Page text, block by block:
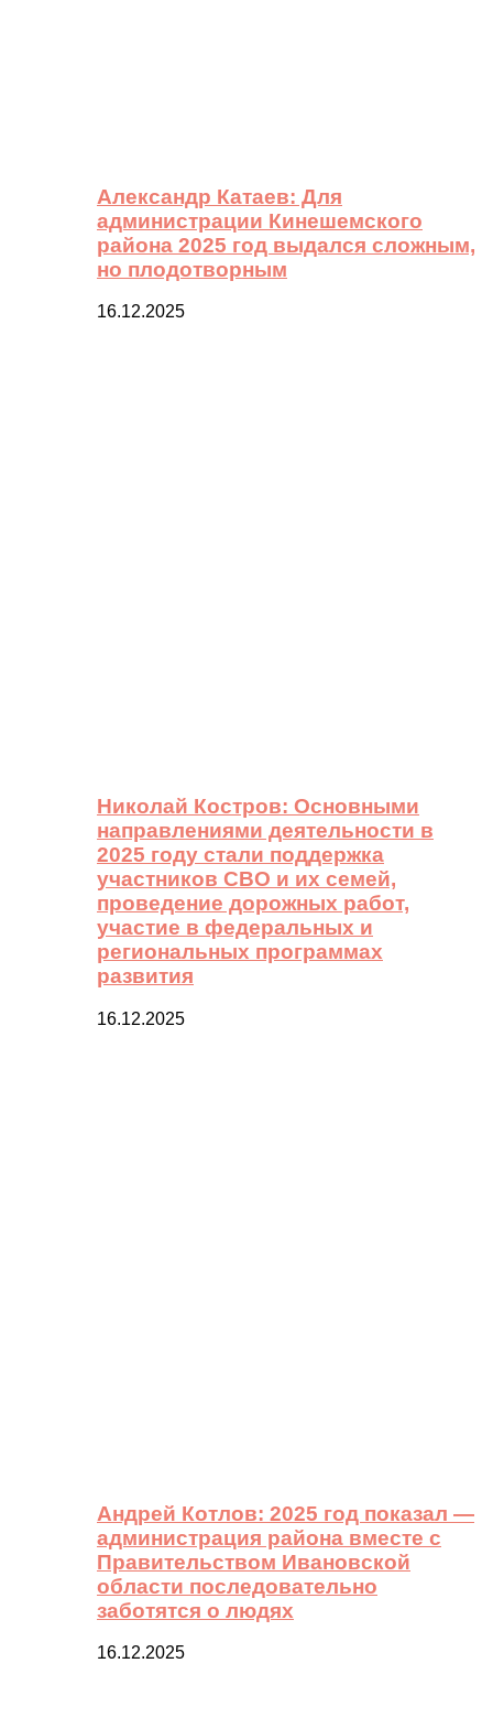
Александр Катаев: Для
администрации Кинешемского
района 2025 год выдался сложным,
но плодотворным
16.12.2025
Николай Костров: Основными
направлениями деятельности в
2025 году стали поддержка
участников СВО и их семей,
проведение дорожных работ,
участие в федеральных и
региональных программах
развития
16.12.2025
Андрей Котлов: 2025 год показал —
администрация района вместе с
Правительством Ивановской
области последовательно
заботятся о людях
16.12.2025